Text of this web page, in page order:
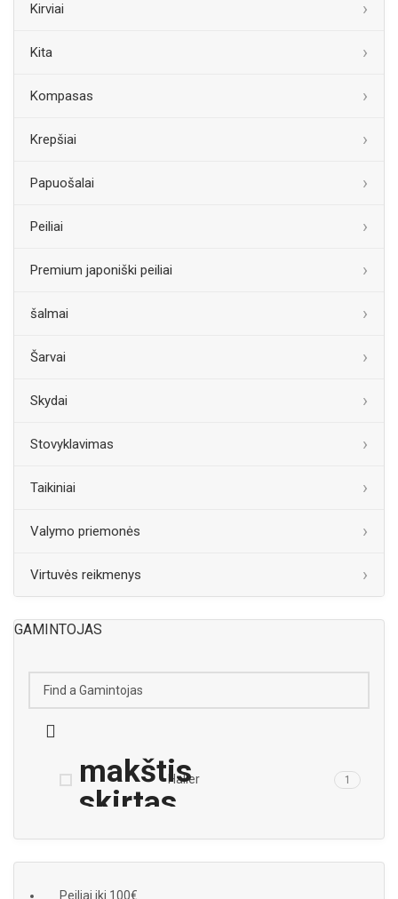
Kirviai
Kita
Kompasas
Krepšiai
Papuošalai
Peiliai
Premium japoniški peiliai
šalmai
Šarvai
Skydai
Stovyklavimas
Taikiniai
Valymo priemonės
Virtuvės reikmenys
GAMINTOJAS
Haller 1
Peiliai iki 100€